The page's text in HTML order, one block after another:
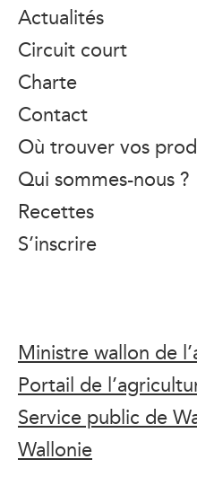
Actualités
Circuit court
Charte
Contact
Où trouver vos
Qui sommes-nous ?
Recettes
S’inscrire
Ministre wallon de
Portail de
Service public de
Wallonie